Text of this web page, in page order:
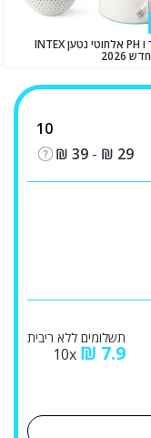
בודק כלור ו PH אלחוטי נטען INTEX
10
₪ 29
-
₪ 39
תשלומים ללא ריבית
₪ 7.9